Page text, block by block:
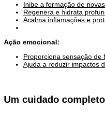
Inibe a formação de
Regenera e hidrata
Acalma inflamações e
Ação emocional:
Proporciona sensação de
Ajuda a reduzir impactos
Um cuidado